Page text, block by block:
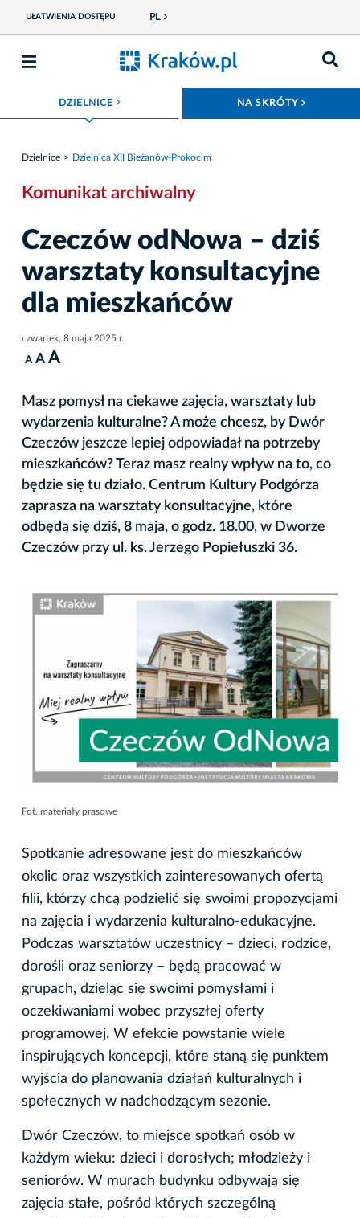
UŁATWIENIA DOSTĘPU PL
DZIELNICE ROZWIŃ MENU NA SKRÓTY
Dzielnice Dzielnica XII Bieżanów-Prokocim
Komunikat archiwalny
Czeczów odNowa – dziś
warsztaty konsultacyjne
dla mieszkańców
czwartek, 8 maja 2025 r.
A A A
Masz pomysł na ciekawe zajęcia, warsztaty lub
wydarzenia kulturalne? A może chcesz, by Dwór
Czeczów jeszcze lepiej odpowiadał na potrzeby
mieszkańców? Teraz masz realny wpływ na to, co
będzie się tu działo. Centrum Kultury Podgórza
zaprasza na warsztaty konsultacyjne, które
odbędą się dziś, 8 maja, o godz. 18.00, w Dworze
Czeczów przy ul. ks. Jerzego Popiełuszki 36.
Fot. materiały prasowe
Spotkanie adresowane jest do mieszkańców
okolic oraz wszystkich zainteresowanych ofertą
filii, którzy chcą podzielić się swoimi propozycjami
na zajęcia i wydarzenia kulturalno-edukacyjne.
Podczas warsztatów uczestnicy – dzieci, rodzice,
dorośli oraz seniorzy – będą pracować w
grupach, dzieląc się swoimi pomysłami i
oczekiwaniami wobec przyszłej oferty
programowej. W efekcie powstanie wiele
inspirujących koncepcji, które staną się punktem
wyjścia do planowania działań kulturalnych i
społecznych w nadchodzącym sezonie.
Dwór Czeczów, to miejsce spotkań osób w
każdym wieku: dzieci i dorosłych; młodzieży i
seniorów. W murach budynku odbywają się
zajęcia stałe, pośród których szczególną